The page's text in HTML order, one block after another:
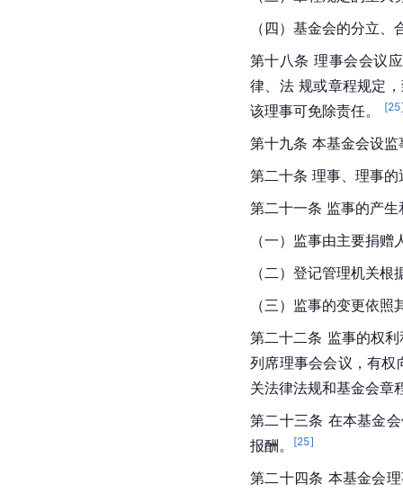
（四）基金会的分立
第十八条 理事会会议
律、法 规或章程规定
该理事可免除责任。
[25
第十九条 本基金会设
第二十条 理事、理事
第二十一条 监事的产
（一）监事由主要捐
（二）登记管理机关
（三）监事的变更依
第二十二条 监事的权
列席理事会会议，有权
关法律法规和基金会章
第二十三条 在本基金
报酬。
[25]
第二十四条 本基金会